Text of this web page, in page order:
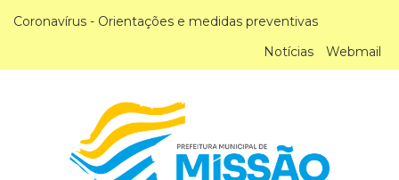
Coronavírus - Orientações e medidas preventivas
Notícias
Webmail